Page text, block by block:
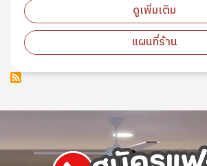
ดูเพิ่มเติม
แผนที่ร้าน
Image